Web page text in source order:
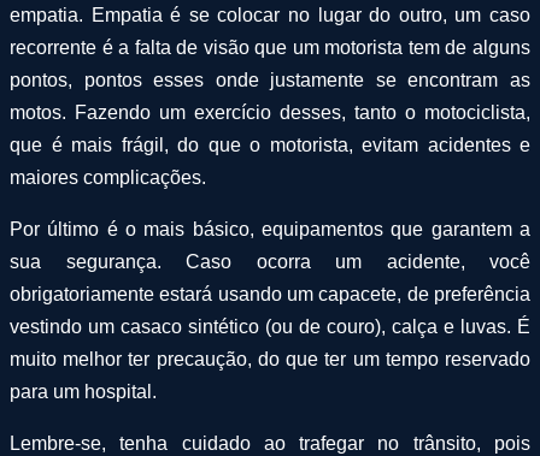
empatia. Empatia é se colocar no lugar do outro, um caso
recorrente é a falta de visão que um motorista tem de alguns
pontos, pontos esses onde justamente se encontram as
motos. Fazendo um exercício desses, tanto o motociclista,
que é mais frágil, do que o motorista, evitam acidentes e
maiores complicações.
Por último é o mais básico, equipamentos que garantem a
sua segurança. Caso ocorra um acidente, você
obrigatoriamente estará usando um capacete, de preferência
vestindo um casaco sintético (ou de couro), calça e luvas. É
muito melhor ter precaução, do que ter um tempo reservado
para um hospital.
Lembre-se, tenha cuidado ao trafegar no trânsito, pois